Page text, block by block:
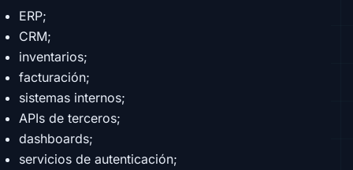
ERP;
CRM;
inventarios;
facturación;
sistemas internos;
APIs de terceros;
dashboards;
servicios de autenticación;